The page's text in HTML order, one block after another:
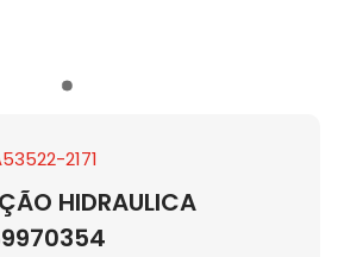
2171
HIDRAULICA